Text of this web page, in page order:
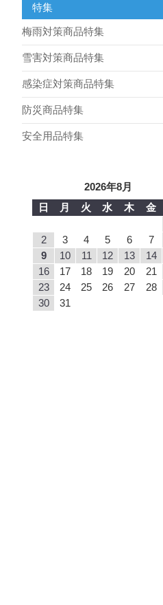
特集
梅雨対策商品特集
雪害対策商品特集
感染症対策商品特集
防災商品特集
安全用品特集
2026年8月
日
月 火 水 木 金
2
3 4 5 6 7
9
10 11 12 13 14
16
17 18 19 20 21
23
24 25 26 27 28
30
31